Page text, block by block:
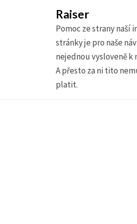
Raiser
Pomoc ze strany naší
stránky je pro naše
nejednou vysloveně k
A přesto za ni tito
platit.